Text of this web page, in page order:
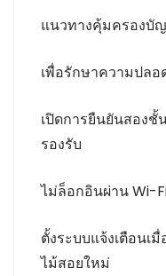
แนวทางคุ้มครองบั
เพื่อรักษาความปล
เปิดการยืนยันสอง
รองรับ
ไม่ล็อกอินผ่าน Wi-
ตั้งระบบแจ้งเตือนเ
ไม้สอยใหม่